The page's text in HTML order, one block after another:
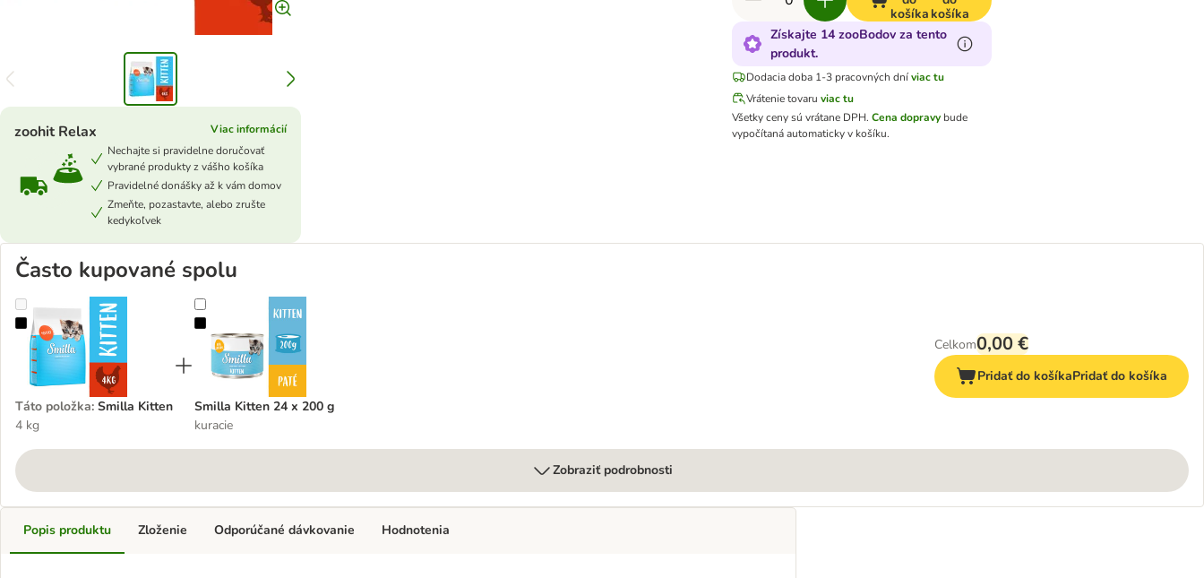
zoohit Relax
Viac informácií
Nechajte si pravidelne doručovať
vybrané produkty z vášho košíka
Pravidelné donášky až k vám domov
Zmeňte, pozastavte, alebo zrušte
kedykoľvek
košíka košíka
Získajte 14 zooBodov za tento
produkt.
Dodacia doba 1-3 pracovných dní viac tu
Vrátenie tovaru viac tu
Všetky ceny sú vrátane DPH. Cena dopravybude
vypočítaná automaticky v košíku.
Často kupované spolu
Smilla Kitten
Táto položka: Smilla Kitten
4 kg
Smilla Kitten 24 x 200 g
Smilla Kitten 24 x 200 g
kuracie
Celkom0,00 €
Pridať do košíkaPridať do košíka
Zobraziť podrobnosti
Popis produktu Zloženie Odporúčané dávkovanie Hodnotenia